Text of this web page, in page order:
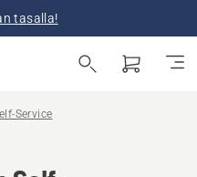
tasalla!
Service